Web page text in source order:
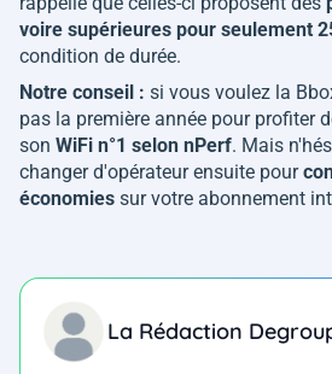
voire supérieures pour seulement
condition de durée.
Notre conseil : si vous voulez la
pas la première année pour profiter
son WiFi n°1 selon nPerf. Mais
changer d'opérateur ensuite pour
économies sur votre abonnement
La Rédaction